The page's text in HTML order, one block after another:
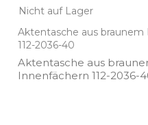
Nicht auf Lager
Aktentasche aus
112-2036-40
Aktentasche aus
Innenfächern 112­-2036­-